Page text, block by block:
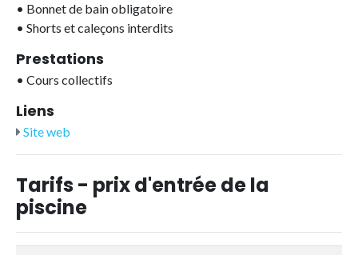
• Bonnet de bain obligatoire
• Shorts et caleçons interdits
Prestations
• Cours collectifs
Liens
Site web
Tarifs - prix d'entrée de la
piscine